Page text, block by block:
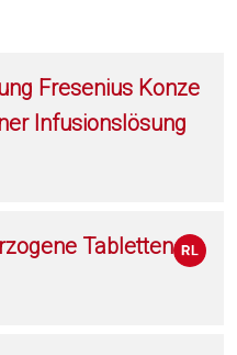
Fresenius Konze
Infusionslösung
Tabletten